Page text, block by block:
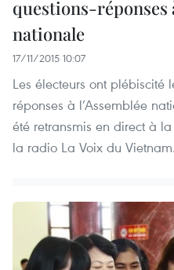
questions-réponses
nationale
17/11/2015 10:07
Les électeurs ont plébiscité
réponses à l’Assemblée
été retransmis en direct à
la radio La Voix du Vietnam.